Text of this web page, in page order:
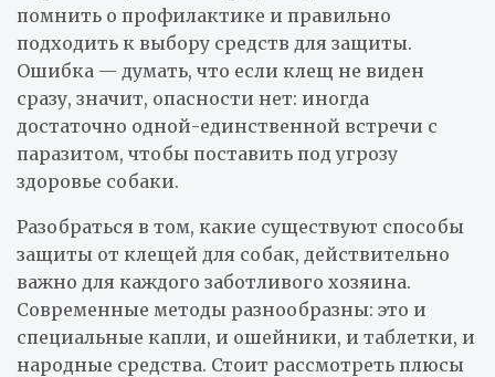
помнить о профилактике и правильно
подходить к выбору средств для защиты.
Ошибка — думать, что если клещ не виден
сразу, значит, опасности нет: иногда
достаточно одной-единственной встречи с
паразитом, чтобы поставить под угрозу
здоровье собаки.
Разобраться в том, какие существуют способы
защиты от клещей для собак, действительно
важно для каждого заботливого хозяина.
Современные методы разнообразны: это и
специальные капли, и ошейники, и таблетки, и
народные средства. Стоит рассмотреть плюсы